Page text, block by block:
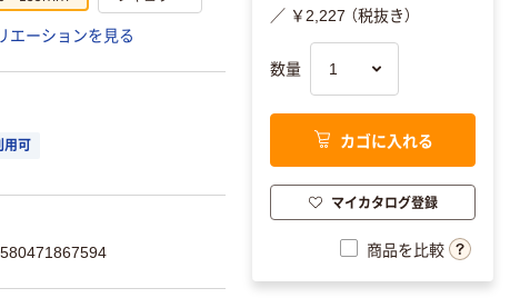
エーションを見る
用可
／ ￥2,227 （税抜き）
数量
カゴに入れる
マイカタログ登録
商品を比較